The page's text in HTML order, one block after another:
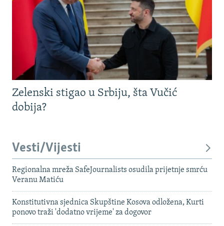
Zelenski stigao u Srbiju, šta Vučić
dobija?
Vesti/Vijesti
Regionalna mreža SafeJournalists osudila prijetnje smrću
Veranu Matiću
Konstitutivna sjednica Skupštine Kosova odložena, Kurti
ponovo traži 'dodatno vrijeme' za dogovor